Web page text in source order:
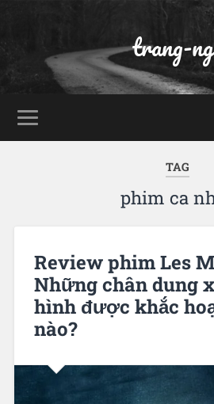
trang-
TAG
phim ca
Review phim Les
Những chân dung
hình được khắc
nào?